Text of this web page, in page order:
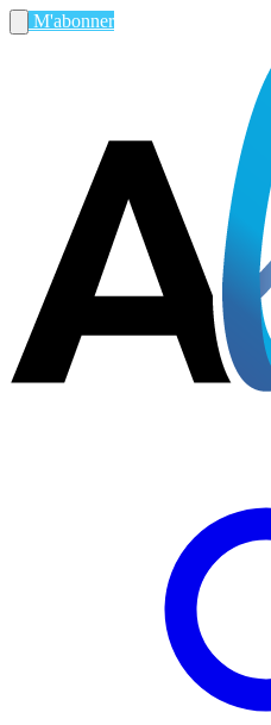
M'abonner